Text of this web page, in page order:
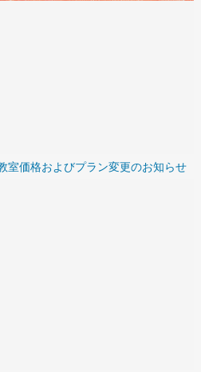
室価格およびプラン変更のお知らせ